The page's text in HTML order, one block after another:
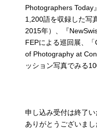
Photographers Today
1,200語を収録した写
2015年）、『
FEPによる巡回展、
of Photography at
ッション写真でみる
申し込み受付は終了
ありがとうございまし